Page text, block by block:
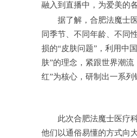
融入到直播中，为爱美的
据了解，合肥法魔士
同季节、不同年龄、不同
损的“皮肤问题”，利用中
肤”的理念，紧跟世界潮
红”为核心，研制出一系
此次合肥法魔士医疗
他们以通俗易懂的方式向